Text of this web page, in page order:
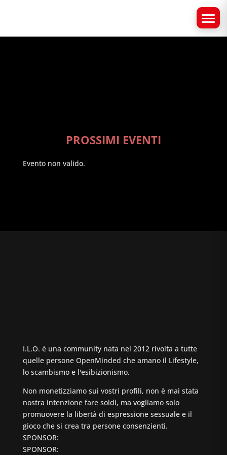
PROSSIMI EVENTI
Evento non valido.
I.L.O. è una community nata nel 2012 rivolta a tutte
quelle persone OpenMinded che amano il Lifestyle,
lo scambismo e l'esibizionismo.
Non monetizziamo sui vostri profili, non è mai stata
nostra intenzione fare soldi, ma vogliamo solo
promuovere la libertà di espressione sessuale e il
gioco che si crea tra persone consenzienti.
SPONSOR:
SPONSOR: